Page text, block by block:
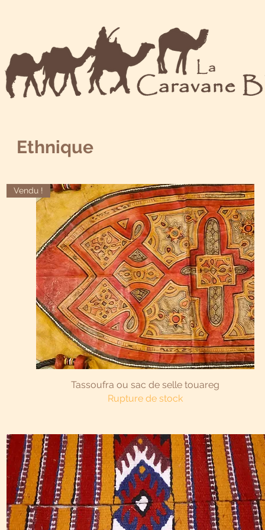
Ethnique
Aperçu rapide
Vendu !
Tassoufra ou sac de selle touareg
Rupture de stock